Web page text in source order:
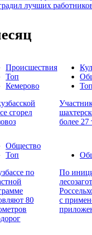
лучших
Происшествия
Топ
Кемерово
сгорел
более 27
Общество
Топ
по
80
По
с